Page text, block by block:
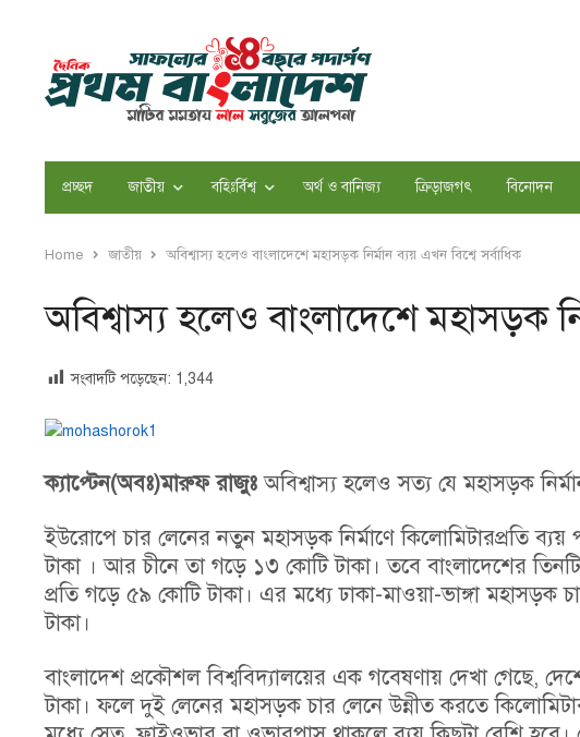
প্রচ্ছদ জাতীয় বহিঃর্বিশ্ব অর্থ ও বানিজ্য ক্রিড়াজগৎ বিনোদন
Home জাতীয় অবিশ্বাস্য হলেও বাংলাদেশে মহাসড়ক নির্মান ব্যয় এখন বিশ্বে সর্বাধিক
অবিশ্বাস্য হলেও বাংলাদেশে মহাসড়ক
সংবাদটি পড়েছেন: 1,344
ক্যাপ্টেন(অবঃ)মারুফ রাজুঃঅবিশ্বাস্য হলেও সত্য যে মহাসড়ক
ইউরোপে চার লেনের নতুন মহাসড়ক নির্মাণে কিলোমিটারপ্রতি
টাকা । আর চীনে তা গড়ে ১৩ কোটি টাকা। তবে বাংলাদেশের
প্রতি গড়ে ৫৯ কোটি টাকা। এর মধ্যে ঢাকা-মাওয়া-ভাঙ্গা মহাসড়ক
টাকা।
বাংলাদেশ প্রকৌশল বিশ্ববিদ্যালয়ের এক গবেষণায় দেখা গেছে,
টাকা। ফলে দুই লেনের মহাসড়ক চার লেনে উন্নীত করতে